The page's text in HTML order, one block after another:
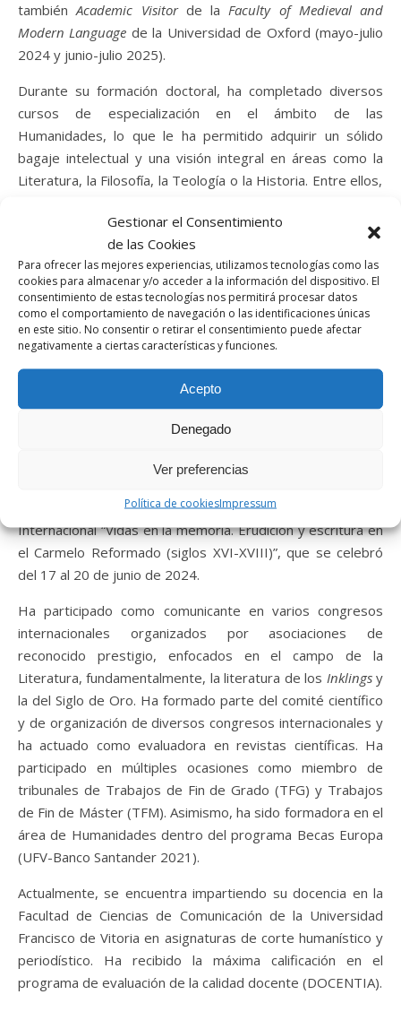
Gestionar el Consentimiento
de las Cookies
Para ofrecer las mejores experiencias, utilizamos tecnologías como las
cookies para almacenar y/o acceder a la información del dispositivo. El
consentimiento de estas tecnologías nos permitirá procesar datos
como el comportamiento de navegación o las identificaciones únicas
en este sitio. No consentir o retirar el consentimiento puede afectar
negativamente a ciertas características y funciones.
Acepto
Denegado
Ver preferencias
Política de cookiesImpressum
tambiénAcademic Visitorde laFaculty of Medieval and
Modern Language de la Universidad de Oxford (mayo-julio
2024 y junio-julio 2025).
Durante su formación doctoral, ha completado diversos
cursos de especialización en el ámbito de las
Humanidades, lo que le ha permitido adquirir un sólido
bagaje intelectual y una visión integral en áreas como la
Literatura, la Filosofía, la Teología o la Historia. Entre ellos,
formativos realizadosen la Universidad de Oxford y St.
Andrews. Ha formado parte de distintos proyectos
competitivos y de innovación docente, entre los que
destaca: “Mujeres y escritoras no canónicas de la literatura
española e hispanoamericana: fuentes bibliográficas para
su didáctica e investigación en formato digital” (UCM).
Como parte del equipo investigador del ProyectoCARMEL-
se encuentra trabajando en la edición crítica de la
del convento de Valladolid; y en la vida y obra de Ana de
San Agustín (1555-1624), religiosa en el Carmelo de
formado parte del comité organizador del Congreso
Internacional “Vidas en la memoria. Erudición y escritura en
el Carmelo Reformado (siglos XVI-XVIII)”, que se celebró
del 17 al 20 de junio de 2024.
Ha participado como comunicante en varios congresos
internacionales organizados por asociaciones de
reconocido prestigio, enfocados en el campo de la
Literatura, fundamentalmente, la literatura de los Inklingsy
la del Siglo de Oro. Ha formado parte del comité científico
y de organización de diversos congresos internacionales y
ha actuado como evaluadora en revistas científicas. Ha
participado en múltiples ocasiones como miembro de
tribunales de Trabajos de Fin de Grado (TFG) y Trabajos
de Fin de Máster (TFM). Asimismo, ha sido formadora en el
área de Humanidades dentro del programa Becas Europa
(UFV-Banco Santander 2021).
Actualmente, se encuentra impartiendo su docencia en la
Facultad de Ciencias de Comunicación de la Universidad
Francisco de Vitoria en asignaturas de corte humanístico y
periodístico. Ha recibido la máxima calificación en el
programa de evaluación de la calidad docente (DOCENTIA).